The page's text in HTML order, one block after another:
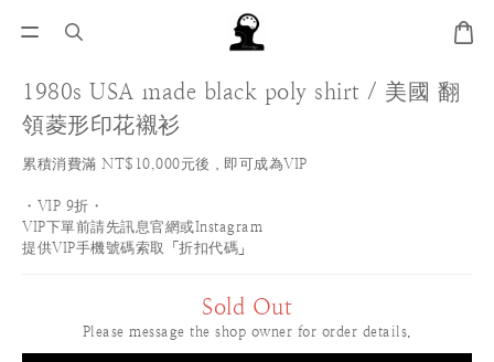
1980s USA made black poly shirt / 美國 翻
領菱形印花襯衫
累積消費滿 NT$10,000元後，即可成為VIP
・VIP 9折・
VIP下單前請先訊息官網或Instagram
提供VIP手機號碼索取「折扣代碼」
Sold Out
Please message the shop owner for order details.